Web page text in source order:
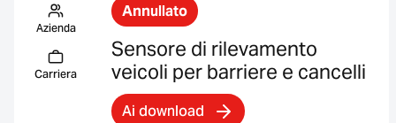
Azienda
Carriera
Annullato
Sensore di rilevamento
veicoli per barriere e cancelli
Ai download